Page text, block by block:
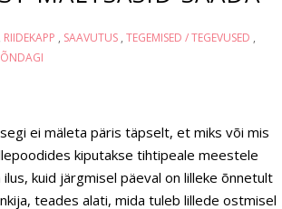
RIIDEKAPP , SAAVUTUS, TEGEMISED / TEGEVUSED ,
ei mäleta päris täpselt, et miks või mis
kiputakse tihtipeale meestele
kuid järgmisel päeval on lilleke õnnetult
teades alati, mida tuleb lillede ostmisel